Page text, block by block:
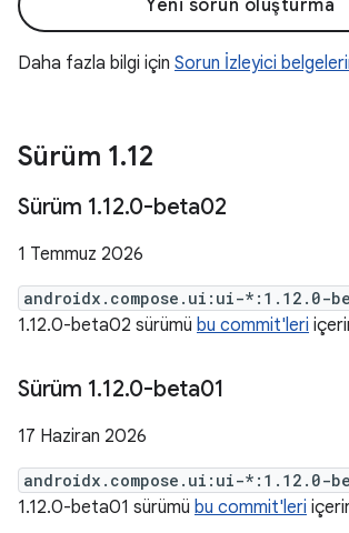
Yeni sorun oluşturma
Daha fazla bilgi için Sorun İzleyici
Sürüm 1.12
Sürüm 1.12.0-beta02
1 Temmuz 2026
androidx.compose.ui:ui-*:1.12.0-
1.12.0-beta02 sürümü bu commit'leri
Sürüm 1.12.0-beta01
17 Haziran 2026
androidx.compose.ui:ui-*:1.12.0-
1.12.0-beta01 sürümü bu commit'leri